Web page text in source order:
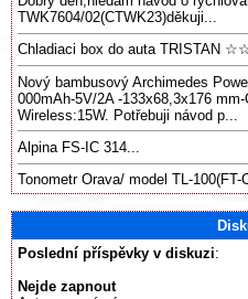
TWK7604/02(CTWK23)děkuji...
Chladiaci box do auta TRISTAN
Nový bambusový Archimedes
000mAh-5V/2A -133x68,3x176
Wireless:15W. Potřebuji návod p...
Alpina FS-IC 314...
Tonometr Orava/ model TL-100(FT-
Poslední příspěvky v diskuzi:
Nejde zapnout